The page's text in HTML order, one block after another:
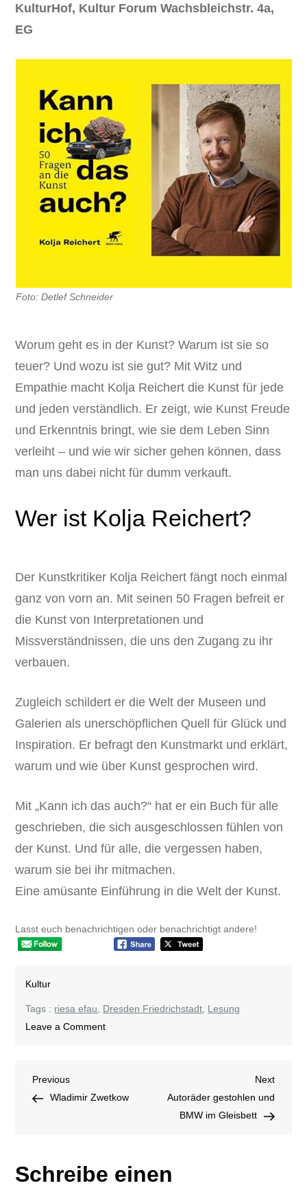
KulturHof, Kultur Forum Wachsbleichstr. 4a,
EG
Foto: Detlef Schneider
Worum geht es in der Kunst? Warum ist sie so
teuer? Und wozu ist sie gut? Mit Witz und
Empathie macht Kolja Reichert die Kunst für jede
und jeden verständlich. Er zeigt, wie Kunst Freude
und Erkenntnis bringt, wie sie dem Leben Sinn
verleiht – und wie wir sicher gehen können, dass
man uns dabei nicht für dumm verkauft.
Wer ist Kolja Reichert?
Der Kunstkritiker Kolja Reichert fängt noch einmal
ganz von vorn an. Mit seinen 50 Fragen befreit er
die Kunst von Interpretationen und
Missverständnissen, die uns den Zugang zu ihr
verbauen.
Zugleich schildert er die Welt der Museen und
Galerien als unerschöpflichen Quell für Glück und
Inspiration. Er befragt den Kunstmarkt und erklärt,
warum und wie über Kunst gesprochen wird.
Mit „Kann ich das auch?“ hat er ein Buch für alle
geschrieben, die sich ausgeschlossen fühlen von
der Kunst. Und für alle, die vergessen haben,
warum sie bei ihr mitmachen.
Eine amüsante Einführung in die Welt der Kunst.
Lasst euch benachrichtigen oder benachrichtigt andere!
Kultur
Tags : riesa efau, Dresden Friedrichstadt, Lesung
Leave a Commenton
das
an
Beitragsnavigation
Previous
Post
Previous
Wladimir Zwetkow
Next
Post
Next
Autoräder gestohlen und
BMW im Gleisbett
Schreibe einen